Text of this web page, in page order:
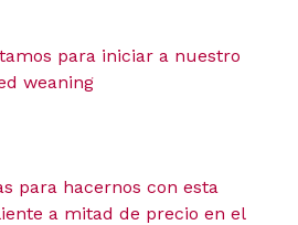
para iniciar a nuestro
weaning
para hacernos con esta
a mitad de precio en el